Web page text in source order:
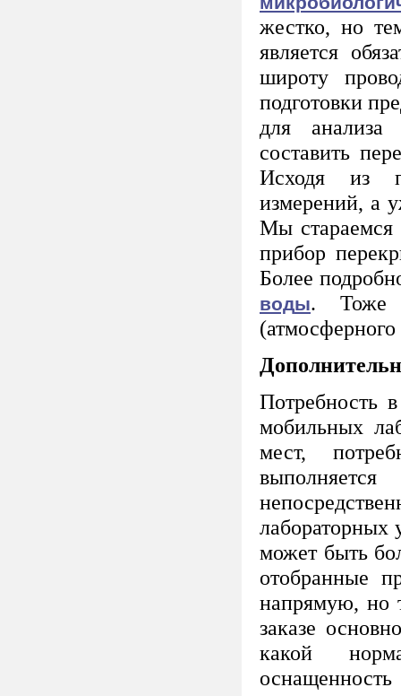
жестко, но
является
широту
подготовки
для анализа
составить
Исходя из
измерений, а
Мы стараемся
прибор
Более
воды. Тоже
Потребность
мобильных
мест,
лабораторных
может быть
отобранные
напрямую, но
заказе
какой